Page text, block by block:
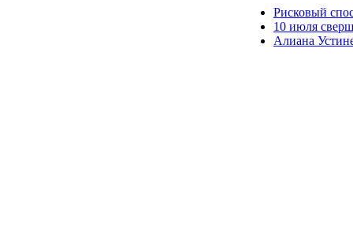
Рисковый
10 июля
Алиана